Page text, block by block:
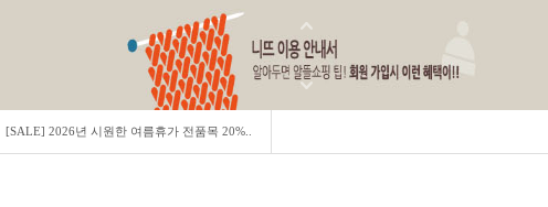
[SALE] 2026년 시원한 여름휴가 전품목 20%..